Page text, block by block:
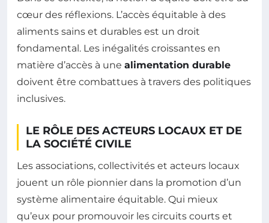
cœur des réflexions. L’accès équitable à des
aliments sains et durables est un droit
fondamental. Les inégalités croissantes en
matière d’accès à une alimentation durable
doivent être combattues à travers des politiques
inclusives.
LE RÔLE DES ACTEURS LOCAUX ET DE
LA SOCIÉTÉ CIVILE
Les associations, collectivités et acteurs locaux
jouent un rôle pionnier dans la promotion d’un
système alimentaire équitable. Qui mieux
qu’eux pour promouvoir les circuits courts et